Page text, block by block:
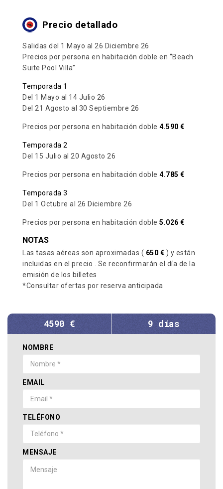
Precio detallado
Salidas del 1 Mayo al 26 Diciembre 26
Precios por persona en habitación doble en “Beach
Suite Pool Villa”
Temporada 1
Del 1 Mayo al 14 Julio 26
Del 21 Agosto al 30 Septiembre 26
Precios por persona en habitación doble 4.590 €
Temporada 2
Del 15 Julio al 20 Agosto 26
Precios por persona en habitación doble 4.785 €
Temporada 3
Del 1 Octubre al 26 Diciembre 26
Precios por persona en habitación doble 5.026 €
NOTAS
Las tasas aéreas son aproximadas ( 650 € ) y están
incluidas en el precio . Se reconfirmarán el día de la
emisión de los billetes
*Consultar ofertas por reserva anticipada
4590 € 9 días
NOMBRE
EMAIL
TELÉFONO
MENSAJE